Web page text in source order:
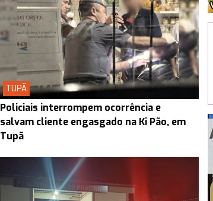
TUPÃ
Policiais interrompem ocorrência e
salvam cliente engasgado na Ki Pão, em
Tupã